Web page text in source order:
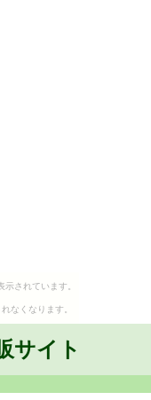
されています。
なくなります。
サイト